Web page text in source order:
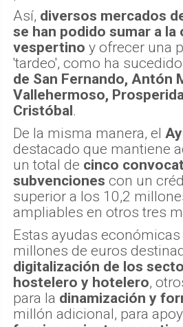
Así, diversos mercados
se han podido sumar a
vespertino y ofrecer una
'tardeo', como ha
de San Fernando, Antón
Vallehermoso,
Cristóbal.
De la misma manera, el
destacado que mantiene
un total de cinco
subvenciones con un
superior a los 10,2
ampliables en otros tres
Estas ayudas
millones de euros
digitalización de los
hostelero y hotelero,
para la dinamización y
millón adicional, para